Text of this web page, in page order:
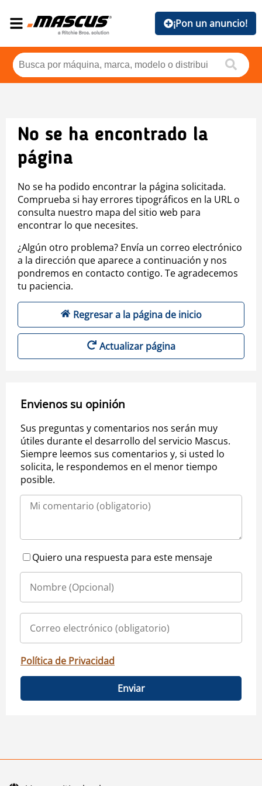
¡Pon un anuncio!
No se ha encontrado la
página
No se ha podido encontrar la página solicitada.
Comprueba si hay errores tipográficos en la URL o
consulta nuestro mapa del sitio web para
encontrar lo que necesites.
¿Algún otro problema? Envía un correo electrónico
a la dirección que aparece a continuación y nos
pondremos en contacto contigo. Te agradecemos
tu paciencia.
Regresar a la página de inicio
Actualizar página
Envienos su opinión
Sus preguntas y comentarios nos serán muy
útiles durante el desarrollo del servicio Mascus.
Siempre leemos sus comentarios y, si usted lo
solicita, le respondemos en el menor tiempo
posible.
Quiero una respuesta para este mensaje
Política de Privacidad
Enviar